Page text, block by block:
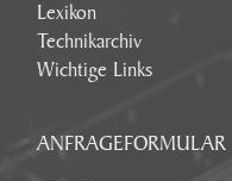
Lexikon
Technikarchiv
Wichtige Links
ANFRAGEFORMULAR